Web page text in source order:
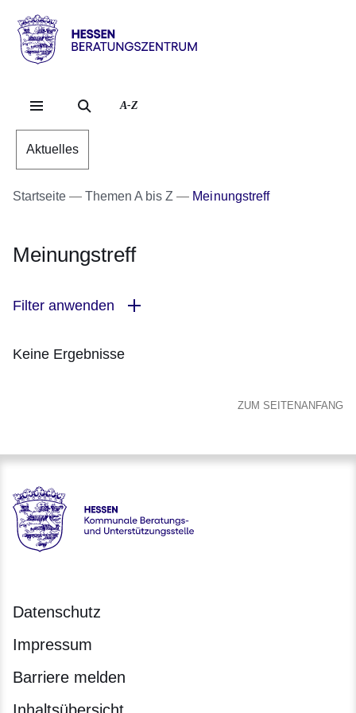
Direkt zum Kopf der
Direkt zum Inhalt
Direkt zum Fuß der
Hessen
Kommunale
Beratungs-
und
Unterstützungstelle
A-Z
Aktuelles
Startseite Themen A bis Z Meinungstreff
Meinungstreff
Filter anwenden
Keine Ergebnisse
ZUM SEITENANFANG
Hessen - Kommunale Beratungs- und Unterstützungstelle –
Datenschutz
Impressum
Barriere melden